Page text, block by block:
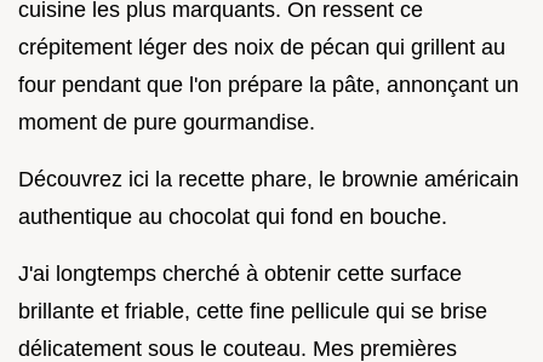
cuisine les plus marquants. On ressent ce
crépitement léger des noix de pécan qui grillent au
four pendant que l'on prépare la pâte, annonçant un
moment de pure gourmandise.
Découvrez ici la recette phare, le brownie américain
authentique au chocolat qui fond en bouche.
J'ai longtemps cherché à obtenir cette surface
brillante et friable, cette fine pellicule qui se brise
délicatement sous le couteau. Mes premières